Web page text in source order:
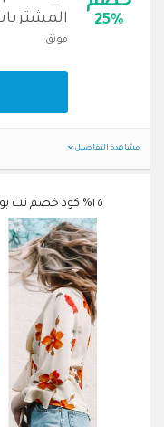
25%
موثق
مشاهدة التفاصيل
٢٥% كود خصم نت بورتر "Net A Porter" في سلطنة عُمان